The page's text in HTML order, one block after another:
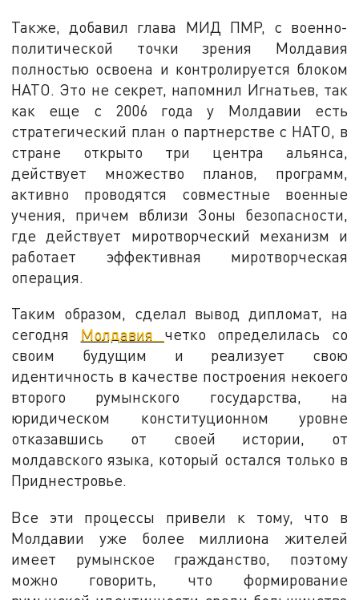
Также, добавил глава МИД ПМР, с военно-
политической точки зрения Молдавия
полностью освоена и контролируется блоком
НАТО. Это не секрет, напомнил Игнатьев, так
как еще с 2006 года у Молдавии есть
стратегический план о партнерстве с НАТО, в
стране открыто три центра альянса,
действует множество планов, программ,
активно проводятся совместные военные
учения, причем вблизи Зоны безопасности,
где действует миротворческий механизм и
работает эффективная миротворческая
операция.
Таким образом, сделал вывод дипломат, на
сегодня Молдавия четко определилась со
своим будущим и реализует свою
идентичность в качестве построения некоего
второго румынского государства, на
юридическом конституционном уровне
отказавшись от своей истории, от
молдавского языка, который остался только в
Приднестровье.
Все эти процессы привели к тому, что в
Молдавии уже более миллиона жителей
имеет румынское гражданство, поэтому
можно говорить, что формирование